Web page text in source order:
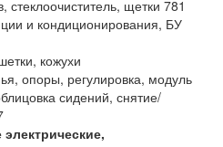
стеклоочиститель, щетки 781
и кондиционирования, БУ
кожухи
опоры, регулировка, модуль
сидений, снятие/